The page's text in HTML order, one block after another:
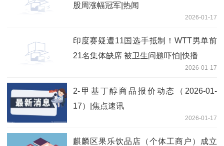
股周涨幅冠军|热闻
2026-01-17
印度赛疑遭11国选手抵制！WTT男单前
21名集体缺席 被卫生问题吓怕|快播
2026-01-17
2-甲基丁醇商品报价动态（2026-01-
17）|焦点速讯
2026-01-17
麒麟区果乐饮品店（个体工商户）成立